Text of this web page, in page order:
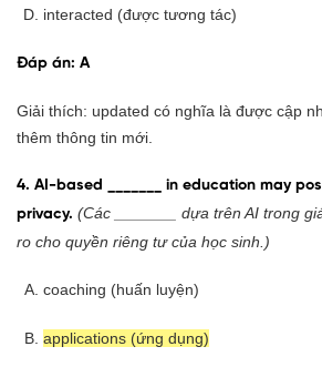
interacted (được tương tác)
Đáp án: A
Giải thích: updated có nghĩa là được cập
thêm thông tin mới.
4. AI-based _______ in education may
privacy. (Các _______ dựa trên AI trong
ro cho quyền riêng tư của học sinh.)
coaching (huấn luyện)
applications (ứng dụng)